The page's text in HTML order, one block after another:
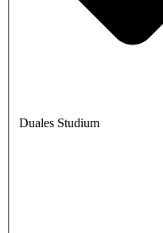
Duales Studium